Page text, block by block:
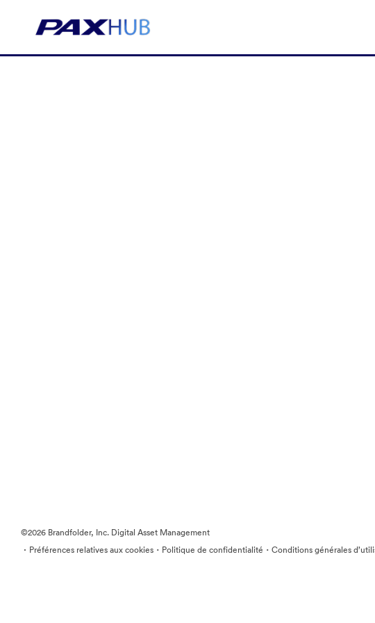
©2026 Brandfolder, Inc. Digital Asset Management
· Préférences relatives aux cookies · Politique de confidentialité · Conditions générales